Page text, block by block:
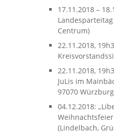
17.11.2018 –
Centrum)
22.11.2018,
22.11.2018,
JuLis im
97070
04.12.2018:
(Lindelbach,